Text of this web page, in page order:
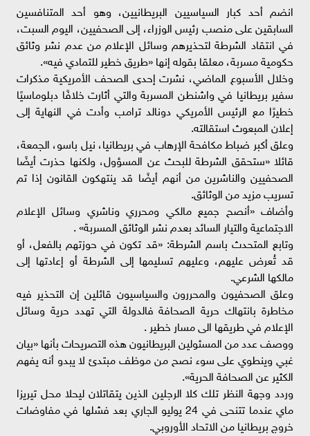
انضم أحد كبار السياسيين البريطانيين، وهو أحد المتنافسين
السابقين على منصب رئيس الوزراء، إلى الصحفيين، اليوم السبت،
في انتقاد الشرطة لتحذيرهم وسائل الإعلام من عدم نشر وثائق
حكومية مسربة، معلقا بقوله إنها «طريق خطير للتمادي فيه».
وخلال الأسبوع الماضي، نشرت إحدى الصحف الأمريكية مذكرات
سفير بريطانيا في واشنطن المسربة والتي أثارت خلافًا دبلوماسيًا
خطيرًا مع الرئيس الأمريكي دونالد ترامب وأدت في النهاية إلى
إعلان المبعوث استقالته.
وعلق أكبر ضباط مكافحة الإرهاب في بريطانيا، نيل باسو، الجمعة،
قائلا «ستحقق الشرطة للبحث عن المسؤول، ولكنها حذرت أيضًا
الصحفيين والناشرين من أنهم أيضًا قد ينتهكون القانون إذا تم
تسريب مزيد من الوثائق.
وأضاف «أنصح جميع مالكي ومحرري وناشري وسائل الإعلام
الاجتماعية والتيار السائد بعدم نشر الوثائق المسربة» .
وتابع المتحدث باسم الشرطة: «قد تكون في حوزتهم بالفعل، أو
قد تُعرض عليهم، وعليهم تسليمها إلى الشرطة أو إعادتها إلى
مالكها الشرعي.
وعلق الصحفيون والمحررون والسياسيون قائلين إن التحذير فيه
مخاطرة بانتهاك حرية الصحافة فالدولة التي تهدد حرية وسائل
الإعلام في طريقها الى مسار خطير .
ووصف عدد من المسئولين البريطانيون هذه التصريحات بأنها «بيان
غبي وينطوي على سوء نصح من موظف مبتدئ لا يبدو أنه يفهم
الكثير عن الصحافة الحرية».
وردد وجهة النظر تلك كلا الرجلين الذين يتقاتلان ليحلا محل تيريزا
ماي عندما تتنحى في 24 يوليو الجاري بعد فشلها في مفاوضات
خروج بريطانيا من الاتحاد الأوروبي.